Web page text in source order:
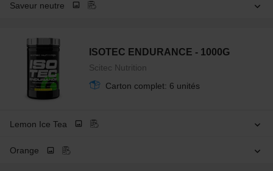
Saveur neutre
ISOTEC ENDURANCE - 1000G
Scitec Nutrition
Carton complet: 6 unités
Lemon Ice Tea
Orange